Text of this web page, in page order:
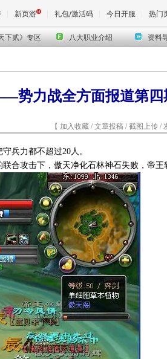
新页游 礼包/激活码 今日开服 热门
势力战全方面报道第四
07-06 【 加入收藏/ 文章投稿 / 截图上传/
兵力都不超过20人。
合攻击下，傲天净化石林神石失败，帝王